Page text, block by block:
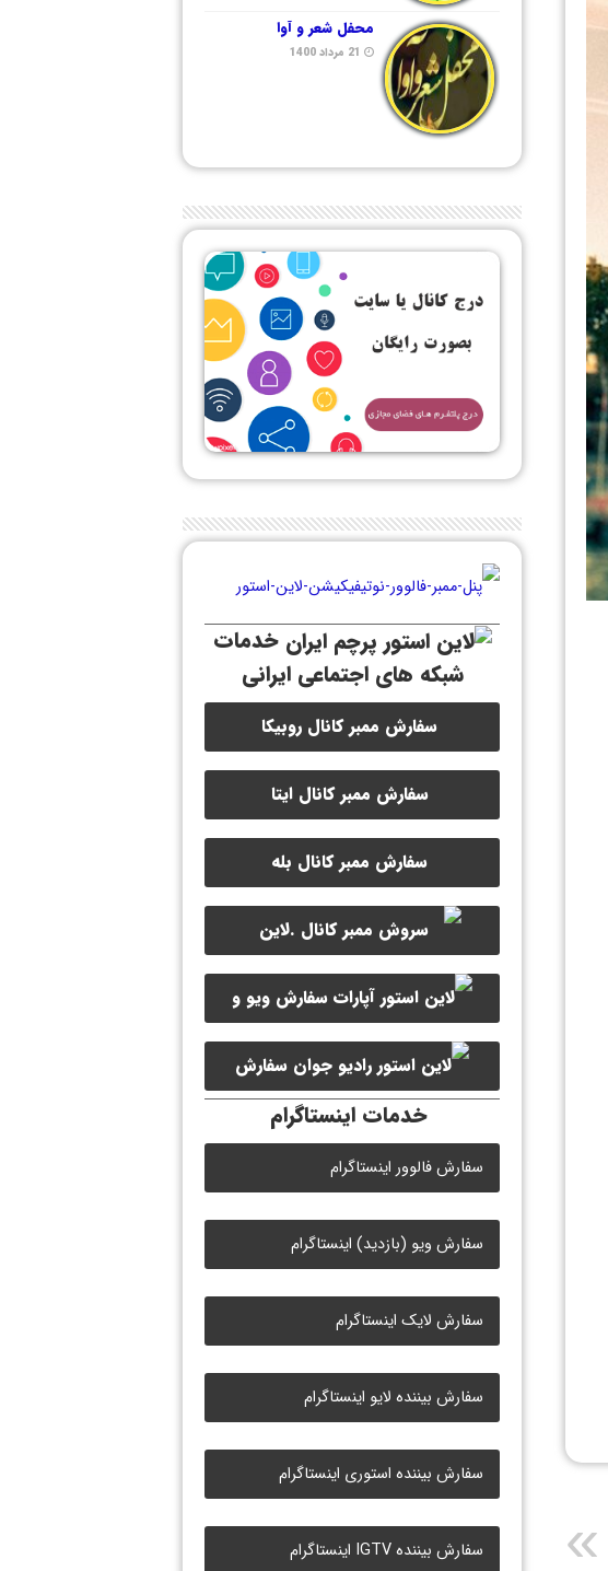
محفل شعر و آوا
21 مرداد 1400
خدمات
شبکه های اجتماعی ایرانی
سفارش ممبر کانال روبیکا
سفارش ممبر کانال ایتا
سفارش ممبر کانال بله
سفارش ممبر کانال سروش
سفارش ویو و
لایک ویدیو آپارات
سفارش
لایک رادیو جوان
خدمات اینستاگرام
سفارش فالوور اینستاگرام
سفارش ویو (بازدید) اینستاگرام
سفارش لایک اینستاگرام
سفارش بیننده لایو اینستاگرام
سفارش بیننده استوری اینستاگرام
سفارش بیننده IGTV اینستاگرام